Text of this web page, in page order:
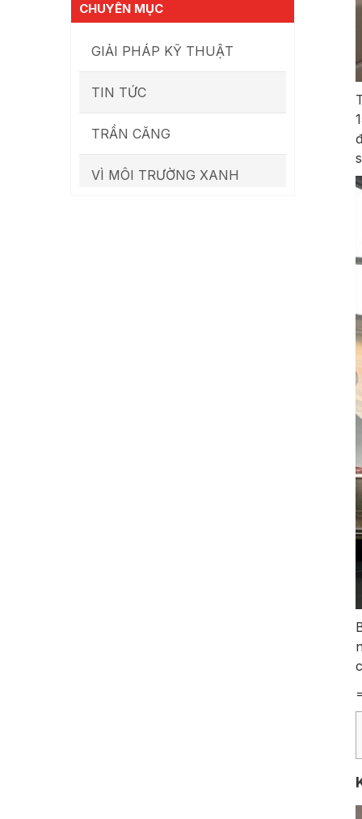
CHUYÊN MỤC
GIẢI PHÁP KỸ THUẬT
TIN TỨC
TRẦN CĂNG
VÌ MÔI TRƯỜNG XANH